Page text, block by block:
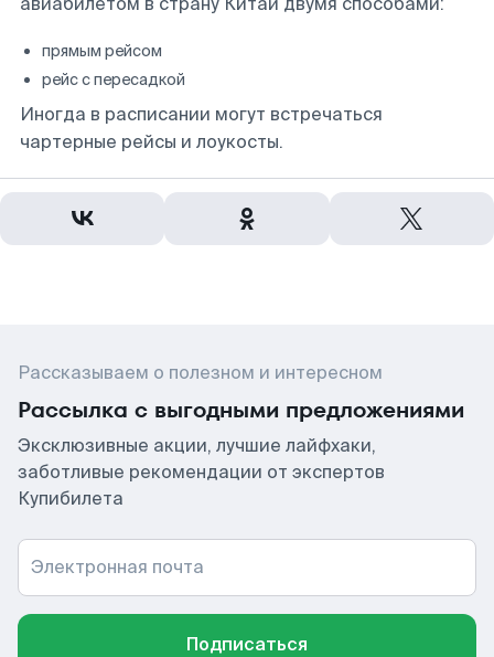
прямым рейсом
рейс с пересадкой
Иногда в расписании могут встречаться
чартерные рейсы и лоукосты.
Рассказываем о полезном и интересном
Рассылка с выгодными предложениями
Эксклюзивные акции, лучшие лайфхаки,
заботливые рекомендации от экспертов
Купибилета
Электронная почта
Подписаться